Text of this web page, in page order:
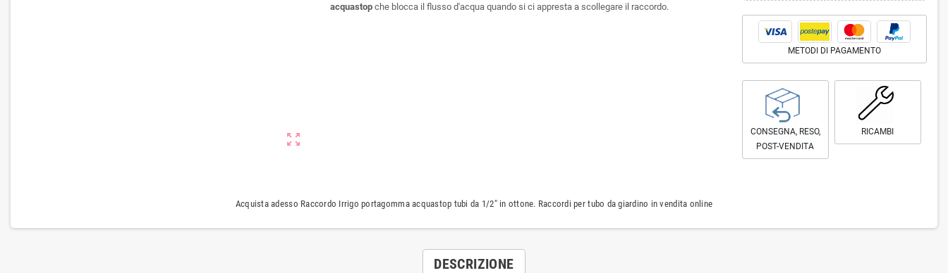
zoom_out_map
acquastop che blocca il flusso d'acqua quando si ci appresta a scollegare il raccordo.
METODI DI PAGAMENTO
CONSEGNA, RESO,
POST-VENDITA
RICAMBI
Acquista adesso Raccordo Irrigo portagomma acquastop tubi da 1/2" in ottone. Raccordi per tubo da giardino in vendita online
DESCRIZIONE